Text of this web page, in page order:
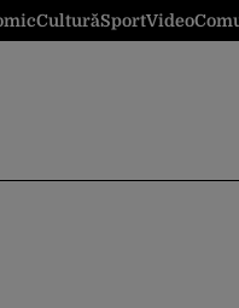
CulturăSportVideo